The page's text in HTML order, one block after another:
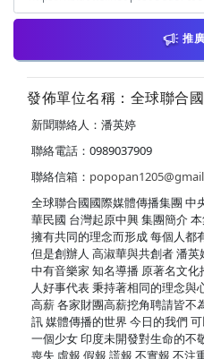
推
發佈單位名稱：全球聯合
新聞聯絡人：潘英婷
聯絡電話：0989037909
聯絡信箱：
全球聯合國國際媒體傳播集團 中
華民國 台灣起原中興 集團簡介
擁有共同的理念而形成 每個人都
但是創辦人 高淑華與共創者 潘
中有音樂家 知名導播 原著名文
人好事代表 秉持著相同的理念與
高薪 各家財團高薪挖角聘請皆不
訊 媒體傳播的世界 今日的我們
一個少女 印度未開發對生命的不
喪失 虛報 假報 謊報 不實報 不注